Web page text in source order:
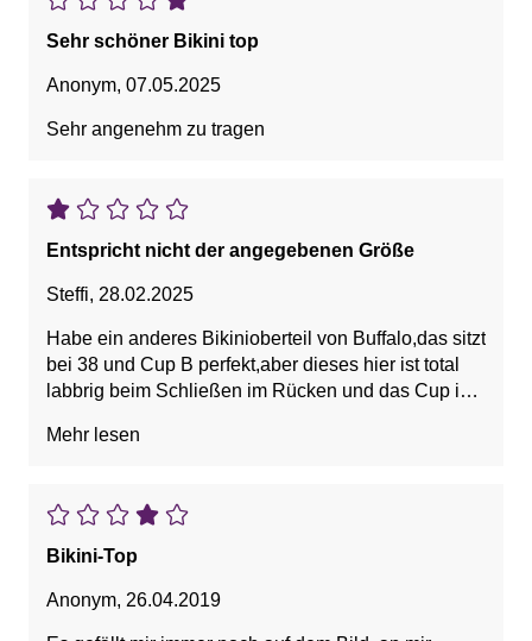
Sehr schöner Bikini top
Anonym, 07.05.2025
Sehr angenehm zu tragen
Entspricht nicht der angegebenen Größe
Steffi, 28.02.2025
Habe ein anderes Bikinioberteil von Buffalo,das sitzt
bei 38 und Cup B perfekt,aber dieses hier ist total
labbrig beim Schließen im Rücken und das Cup ist
wirkt bereits getragen. Vielleicht hatte ich einfach
Mehr lesen
Bikini-Top
Anonym, 26.04.2019